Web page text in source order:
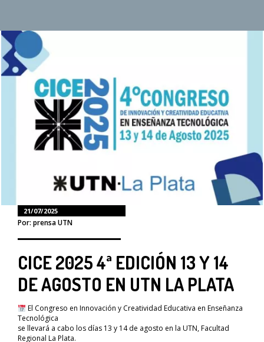
21/07/2025
Por: prensa UTN
CICE 2025 4ª EDICIÓN 13 Y 14
DE AGOSTO EN UTN LA PLATA
El Congreso en Innovación y Creatividad Educativa en Enseñanza
Tecnológica
se llevará a cabo los días 13 y 14 de agosto en la UTN, Facultad
Regional La Plata.